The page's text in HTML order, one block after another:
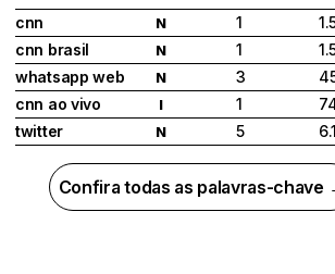
cnn
N 1
cnn brasil
N 1
whatsapp web
N 3
cnn ao vivo
I 1
twitter
N 5
Confira todas as palavras-chave